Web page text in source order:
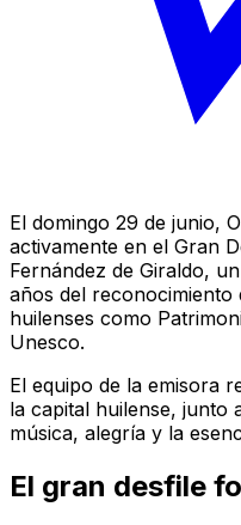
El domingo 29 de junio,
activamente en el Gran
Fernández de Giraldo,
años del reconocimiento
huilenses como
Unesco.
El equipo de la emisora
la capital huilense, junto
música, alegría y la
El gran desfile